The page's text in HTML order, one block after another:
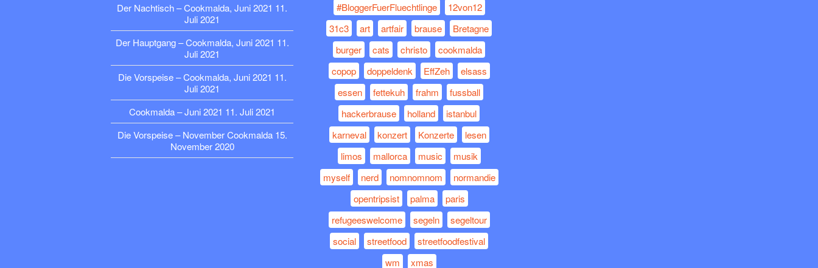
Der Nachtisch – Cookmalda, Juni 2021 11.
Juli 2021
Der Hauptgang – Cookmalda, Juni 2021 11.
Juli 2021
Die Vorspeise – Cookmalda, Juni 2021 11.
Juli 2021
Cookmalda – Juni 2021 11. Juli 2021
Die Vorspeise – November Cookmalda 15.
November 2020
#BloggerFuerFluechtlinge
12von12
31c3
art artfair brause
Bretagne
burger
cats christo
cookmalda
copop
doppeldenk EffZeh
elsass
essen
fettekuh frahm
fussball
hackerbrause
holland
istanbul
karneval
konzert Konzerte
lesen
limos
mallorca music
musik
myself
nerd nomnomnom
normandie
opentripsist
palma
paris
refugeeswelcome
segeln
segeltour
social
streetfood
streetfoodfestival
wm
xmas